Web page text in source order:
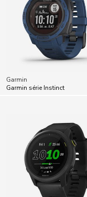
Garmin
Garmin série Instinct